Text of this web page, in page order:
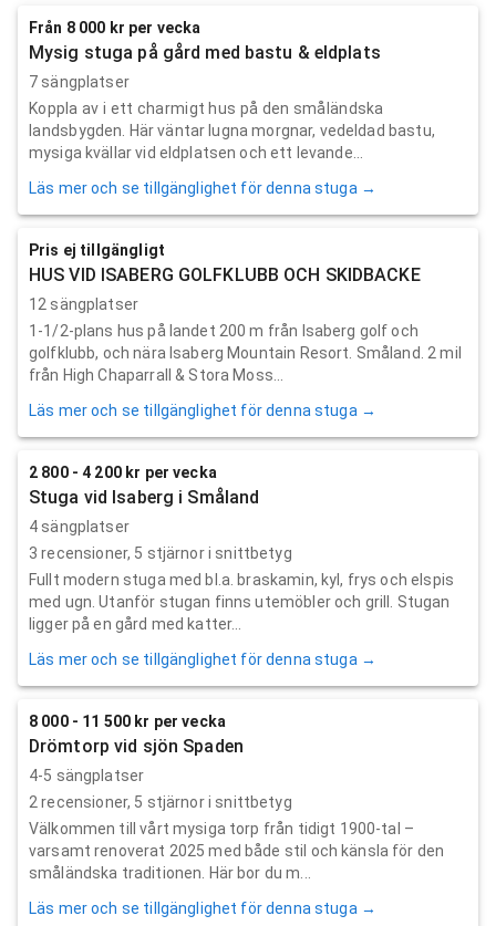
Från 8 000 kr per vecka
Mysig stuga på gård med bastu & eldplats
7 sängplatser
Koppla av i ett charmigt hus på den småländska
landsbygden. Här väntar lugna morgnar, vedeldad bastu,
mysiga kvällar vid eldplatsen och ett levande...
Läs mer och se tillgänglighet för denna stuga →
Pris ej tillgängligt
HUS VID ISABERG GOLFKLUBB OCH SKIDBACKE
12 sängplatser
1-1/2-plans hus på landet 200 m från Isaberg golf och
golfklubb, och nära Isaberg Mountain Resort. Småland. 2 mil
från High Chaparrall & Stora Moss...
Läs mer och se tillgänglighet för denna stuga →
2 800 - 4 200 kr per vecka
Stuga vid Isaberg i Småland
4 sängplatser
3 recensioner, 5 stjärnor i snittbetyg
Fullt modern stuga med bl.a. braskamin, kyl, frys och elspis
med ugn. Utanför stugan finns utemöbler och grill. Stugan
ligger på en gård med katter...
Läs mer och se tillgänglighet för denna stuga →
8 000 - 11 500 kr per vecka
Drömtorp vid sjön Spaden
4-5 sängplatser
2 recensioner, 5 stjärnor i snittbetyg
Välkommen till vårt mysiga torp från tidigt 1900-tal –
varsamt renoverat 2025 med både stil och känsla för den
småländska traditionen. Här bor du m...
Läs mer och se tillgänglighet för denna stuga →